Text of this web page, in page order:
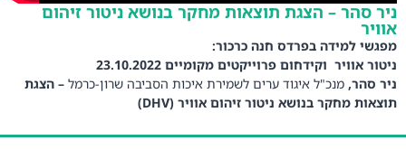
ניר סהר – הצגת תוצאות מחקר בנושא ניטור זיהום
אוויר
מפגשי למידה בפרדס חנה כרכור:
ניטור אוויר וקידחום פרוייקטים מקומיים 23.10.2022
ניר סהר, מנכ"ל איגוד ערים לשמירת איכות הסביבה שרון-כרמל – הצגת
תוצאות מחקר בנושא ניטור זיהום אוויר (DHV)